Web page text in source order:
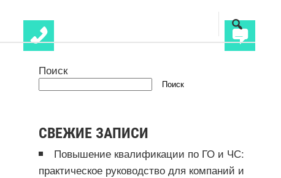
Поиск
Поиск
СВЕЖИЕ ЗАПИСИ
Повышение квалификации по ГО и ЧС:
практическое руководство для компаний и